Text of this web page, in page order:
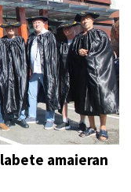
amaieran